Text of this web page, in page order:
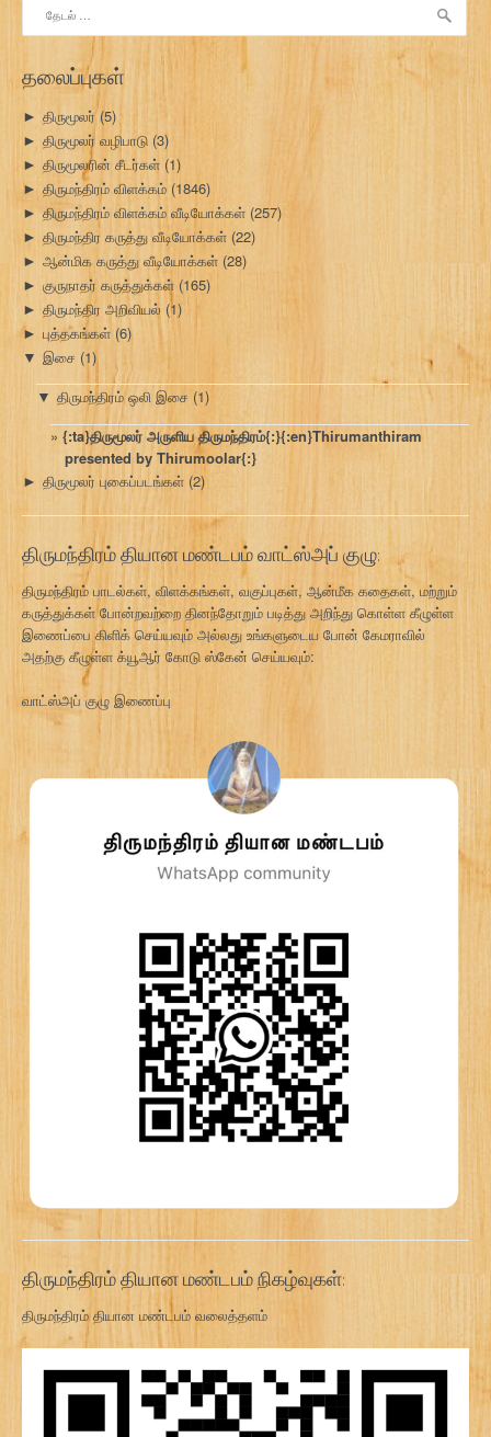
தேடு:
தலைப்புகள்
► திருமூலர்(5)
► திருமூலர் வழிபாடு (3)
► திருமூலரின் சீடர்கள் (1)
► திருமந்திரம் விளக்கம் (1846)
► திருமந்திரம் விளக்கம் வீடியோக்கள் (257)
► திருமந்திர கருத்து வீடியோக்கள் (22)
► ஆன்மிக கருத்து வீடியோக்கள் (28)
► குருநாதர் கருத்துக்கள் (165)
► திருமந்திர அறிவியல் (1)
► புத்தகங்கள் (6)
▼ இசை (1)
▼ திருமந்திரம் ஒலி இசை (1)
{:ta}திருமூலர் அருளிய திருமந்திரம்{:}{:en}Thirumanthiram
presented by Thirumoolar{:}
► திருமூலர் புகைப்படங்கள் (2)
திருமந்திரம் தியான மண்டபம் வாட்ஸ்அப் குழு:
திருமந்திரம் பாடல்கள், விளக்கங்கள், வகுப்புகள், ஆன்மீக கதைகள், மற்றும்
கருத்துக்கள் போன்றவற்றை தினந்தோறும் படித்து அறிந்து கொள்ள கீழுள்ள
இணைப்பை கிளிக் செய்யவும் அல்லது உங்களுடைய போன் கேமராவில்
அதற்கு கீழுள்ள க்யூஆர் கோடு ஸ்கேன் செய்யவும்:
வாட்ஸ்அப் குழு இணைப்பு
திருமந்திரம் தியான மண்டபம் நிகழ்வுகள்:
திருமந்திரம் தியான மண்டபம் வலைத்தளம்